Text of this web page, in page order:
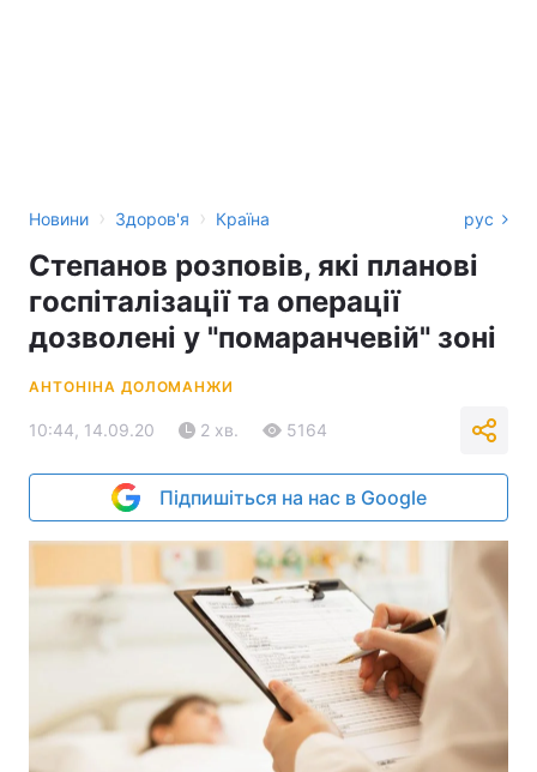
Новини › Здоров'я › Країна рус
Степанов розповів, які планові
госпіталізації та операції
дозволені у "помаранчевій" зоні
АНТОНІНА ДОЛОМАНЖИ
10:44, 14.09.20 2 хв. 5164
Підпишіться на нас в Google